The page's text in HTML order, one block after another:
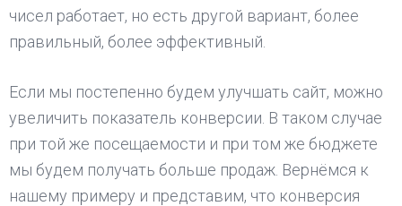
чисел работает, но есть другой вариант, более
правильный, более эффективный.
Если мы постепенно будем улучшать сайт, можно
увеличить показатель конверсии. В таком случае
при той же посещаемости и при том же бюджете
мы будем получать больше продаж. Вернёмся к
нашему примеру и представим, что конверсия